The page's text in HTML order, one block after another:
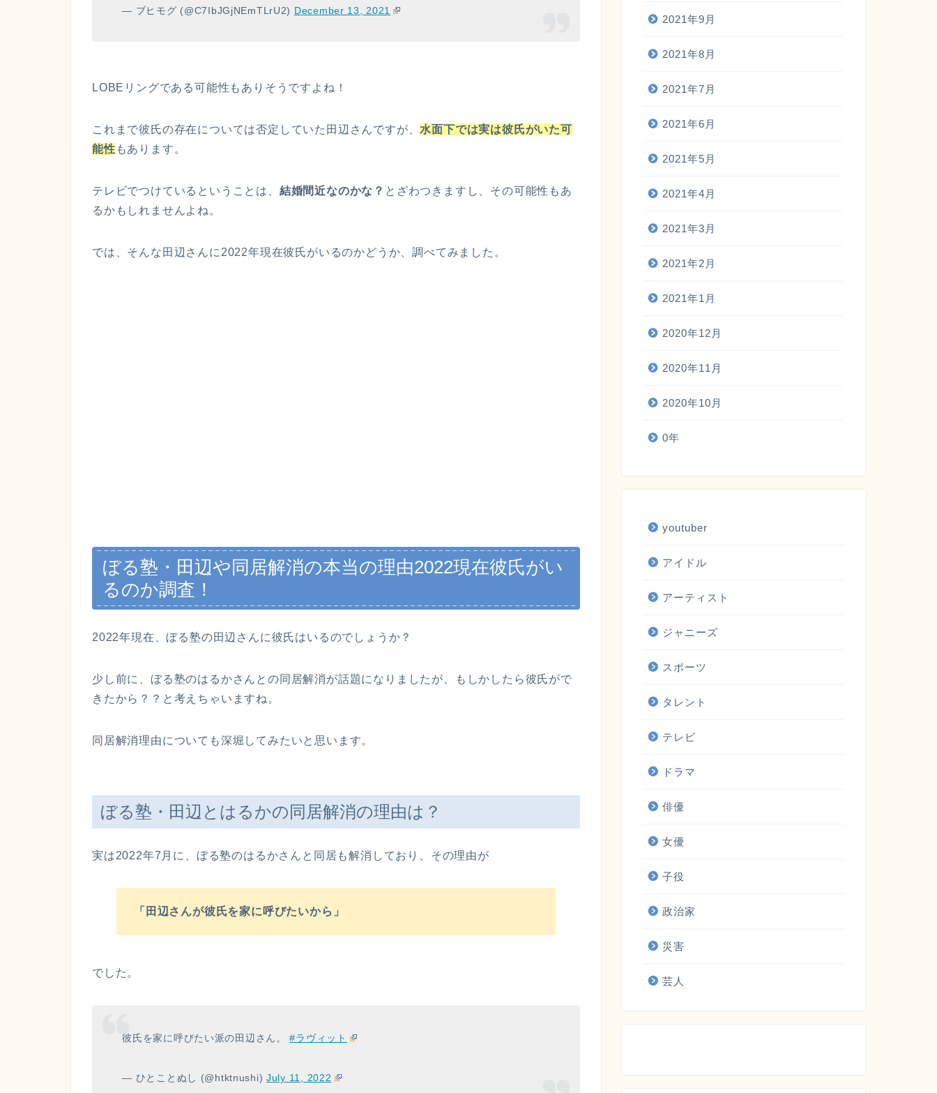
— ブヒモグ (@C7IbJGjNEmTLrU2) December 13, 2021
LOBEリングである可能性もありそうですよね！
これまで彼氏の存在については否定していた田辺さんですが、水面下では実は彼氏がいた可
能性 もあります。
テレビでつけているということは、 結婚間近なのかな？ とざわつきますし、その可能性もあ
るかもしれませんよね。
では、そんな田辺さんに2022年現在彼氏がいるのかどうか、調べてみました。
ぼる塾・田辺や同居解消の本当の理由2022現在彼氏がい
るのか調査！
2022年現在、ぼる塾の田辺さんに彼氏はいるのでしょうか？
少し前に、ぼる塾のはるかさんとの同居解消が話題になりましたが、もしかしたら彼氏がで
きたから？？と考えちゃいますね。
同居解消理由についても深堀してみたいと思います。
ぼる塾・田辺とはるかの同居解消の理由は？
実は2022年7月に、ぼる塾のはるかさんと同居も解消しており、その理由が
「田辺さんが彼氏を家に呼びたいから」
でした。
彼氏を家に呼びたい派の田辺さん。#ラヴィット
— ひとことぬし (@htktnushi)July 11, 2022
2021年9月
2021年8月
2021年7月
2021年6月
2021年5月
2021年4月
2021年3月
2021年2月
2021年1月
2020年12月
2020年11月
2020年10月
0年
youtuber
アイドル
アーティスト
ジャニーズ
スポーツ
タレント
テレビ
ドラマ
俳優
女優
子役
政治家
災害
芸人